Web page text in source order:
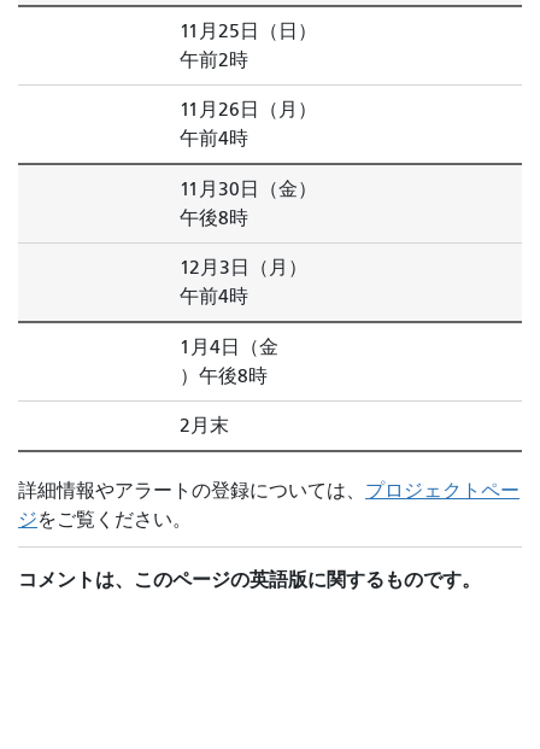
11月25日（日）
午前2時
11月26日（月）
午前4時
11月30日（金）
午後8時
12月3日（月）
午前4時
1月4日（金
）午後8時
2月末
詳細情報やアラートの登録については、 プロジェクトペー
ジをご覧ください。
コメントは、このページの英語版に関するものです。